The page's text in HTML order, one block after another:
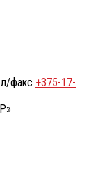
факс +375-17-